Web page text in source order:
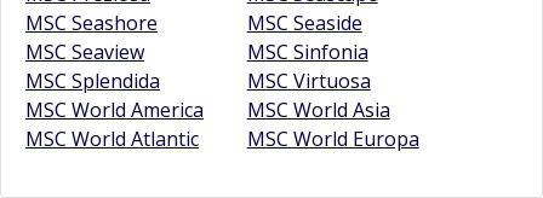
MSC Seashore
MSC Seaside
MSC Seaview
MSC Sinfonia
MSC Splendida
MSC Virtuosa
MSC World America
MSC World Asia
MSC World Atlantic
MSC World Europa